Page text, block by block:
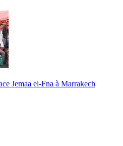
Jemaa el-Fna à Marrakech